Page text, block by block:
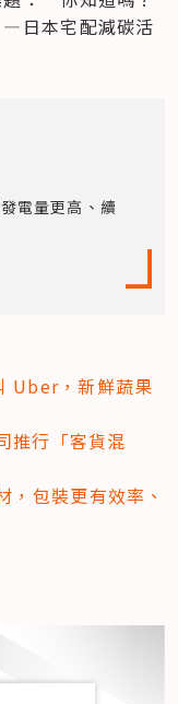
日本宅配減碳活
電量更高、續
Uber，新鮮蔬果
推行「客貨混
包裝更有效率、